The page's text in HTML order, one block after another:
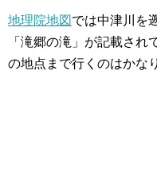
地理院地図 では中津川を
「滝郷の滝」が記載され
の地点まで行くのはかな